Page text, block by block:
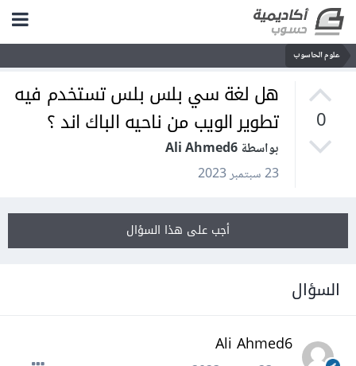
علوم الحاسوب
0
هل لغة سي بلس بلس تستخدم فيه
تطوير الويب من ناحيه الباك اند ؟
بواسطة Ali Ahmed6
23 سبتمبر 2023
أجب على هذا السؤال
السؤال
Ali Ahmed6